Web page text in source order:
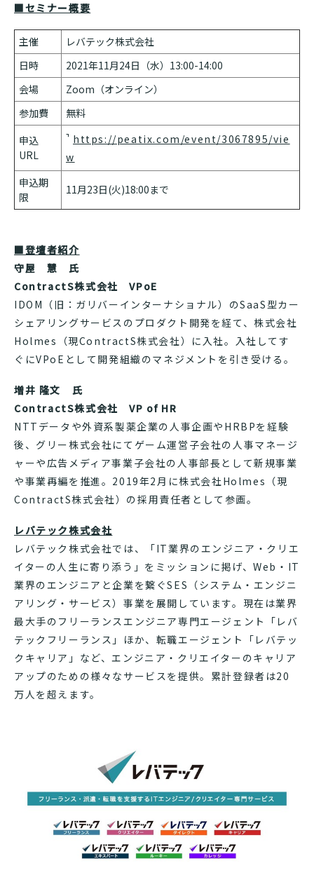
■セミナー概要
主催
レバテック株式会社
日時
2021年11月24日（水）13:00-14:00
会場
Zoom（オンライン）
参加費
無料
申込
URL
https://peatix.com/event/3067895/vie
w
申込期
限
11月23日(火)18:00まで
■登壇者紹介
守屋 慧 氏
ContractS株式会社 VPoE
IDOM（旧：ガリバーインターナショナル）のSaaS型カー
シェアリングサービスのプロダクト開発を経て、株式会社
Holmes（現ContractS株式会社）に入社。入社してす
ぐにVPoEとして開発組織のマネジメントを引き受ける。
増井 隆文 氏
ContractS株式会社 VP of HR
NTTデータや外資系製薬企業の人事企画やHRBPを経験
後、グリー株式会社にてゲーム運営子会社の人事マネージ
ャーや広告メディア事業子会社の人事部長として新規事業
や事業再編を推進。2019年2月に株式会社Holmes（現
ContractS株式会社）の採用責任者として参画。
レバテック株式会社
レバテック株式会社では、「IT業界のエンジニア・クリエ
イターの人生に寄り添う」をミッションに掲げ、Web・IT
業界のエンジニアと企業を繋ぐSES（システム・エンジニ
アリング・サービス）事業を展開しています。現在は業界
最大手のフリーランスエンジニア専門エージェント「レバ
テックフリーランス」ほか、転職エージェント「レバテッ
クキャリア」など、エンジニア・クリエイターのキャリア
アップのための様々なサービスを提供。累計登録者は20
万人を超えます。